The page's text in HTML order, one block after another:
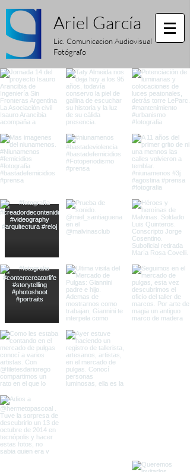
Ariel García
Lic. Comunicacion Audiovisual
Fotógrafo